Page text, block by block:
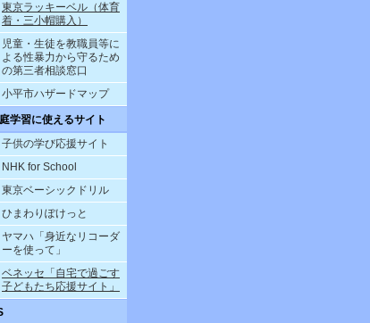
東京ラッキーベル（体育
着・三小帽購入）
児童・生徒を教職員等に
よる性暴力から守るため
の第三者相談窓口
小平市ハザードマップ
学習に使えるサイト
子供の学び応援サイト
NHK for School
東京ベーシックドリル
ひまわりぽけっと
ヤマハ「身近なリコーダ
ーを使って」
ベネッセ「自宅で過ごす
子どもたち応援サイト」